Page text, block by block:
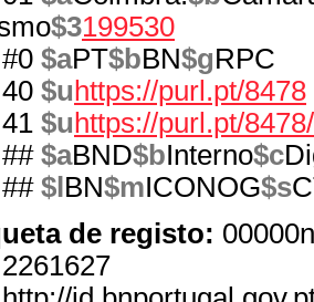
$3199530
#0 $aPT$bBN$gRPC
40 $u https://purl.pt/8478
41 $u https://purl.pt/
## $aBND$bInterno$c
## $l BN$mICONOG$s
de registo:
2261627